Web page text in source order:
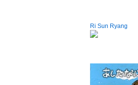
Ri Sun Ryang